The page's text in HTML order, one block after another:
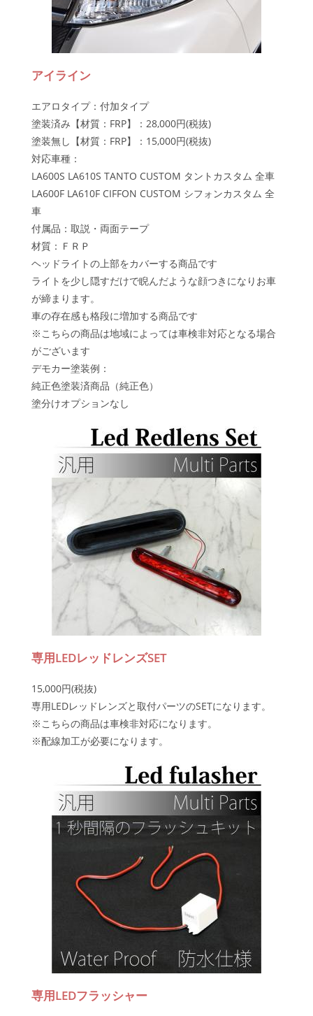
アイライン
エアロタイプ：付加タイプ
塗装済み【材質：FRP】：28,000円(税抜)
塗装無し【材質：FRP】：15,000円(税抜)
対応車種：
LA600S LA610S TANTO CUSTOM タントカスタム 全車
LA600F LA610F CIFFON CUSTOM シフォンカスタム 全
車
付属品：取説・両面テープ
材質：ＦＲＰ
ヘッドライトの上部をカバーする商品です
ライトを少し隠すだけで睨んだような顔つきになりお車
が締まります。
車の存在感も格段に増加する商品です
※こちらの商品は地域によっては車検非対応となる場合
がございます
デモカー塗装例：
純正色塗装済商品（純正色）
塗分けオプションなし
専用LEDレッドレンズSET
15,000円(税抜)
専用LEDレッドレンズと取付パーツのSETになります。
※こちらの商品は車検非対応になります。
※配線加工が必要になります。
専用LEDフラッシャー